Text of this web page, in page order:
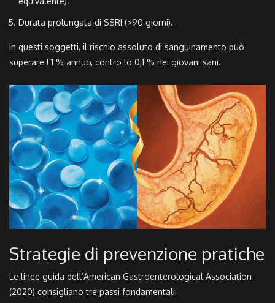
Durata prolungata di SSRI (>90 giorni).
In questi soggetti, il rischio assoluto di sanguinamento può
superare l’1 % annuo, contro lo 0,1 % nei giovani sani.
Strategie di prevenzione pratiche
Le linee guida dell’American Gastroenterological Association
(2020) consigliano tre passi fondamentali: